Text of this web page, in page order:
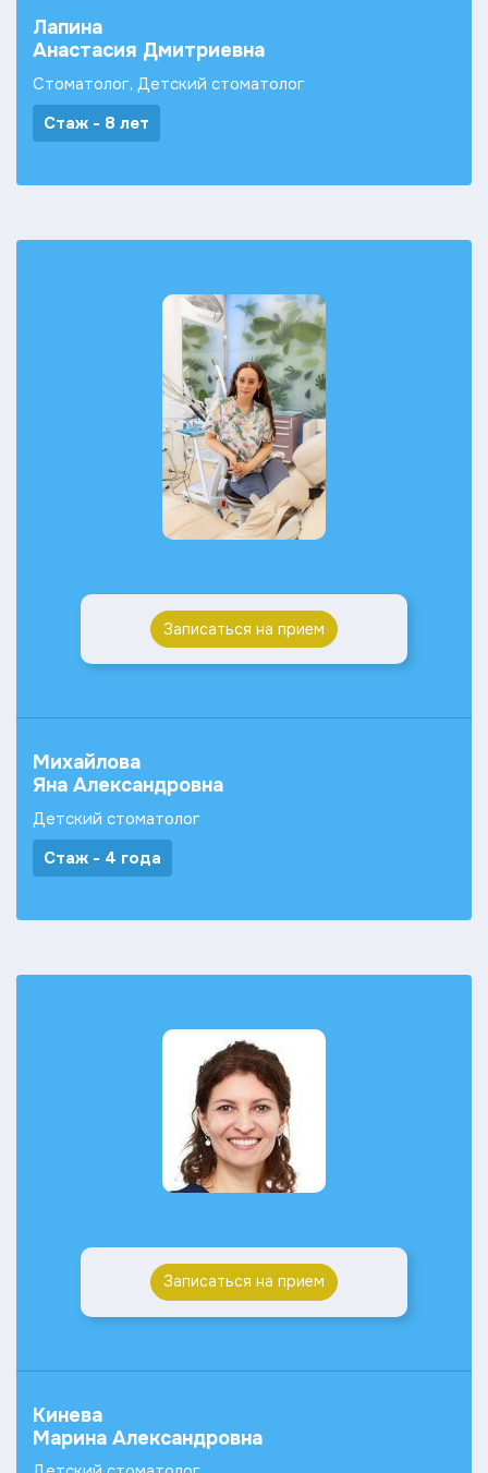
Лапина
Анастасия Дмитриевна
Стоматолог, Детский стоматолог
Стаж - 8 лет
Записаться на прием
Михайлова
Яна Александровна
Детский стоматолог
Стаж - 4 года
Записаться на прием
Кинева
Марина Александровна